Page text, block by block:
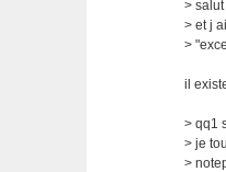
>
> et j
>
il
> qq1
> je
>